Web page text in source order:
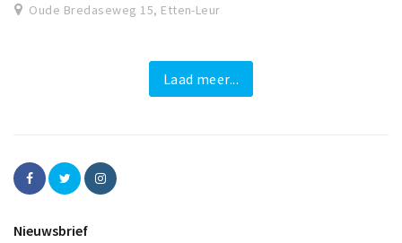
Oude Bredaseweg 15, Etten-Leur
Laad meer...
Nieuwsbrief